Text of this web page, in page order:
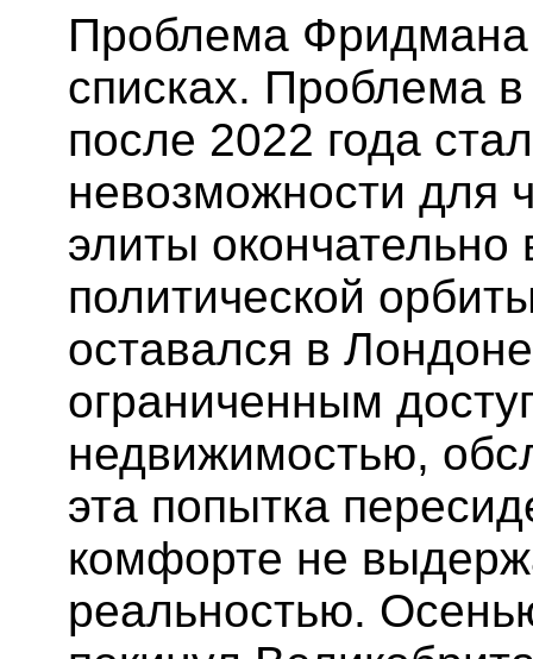
Проблема Фридмана
списках. Проблема
после 2022 года
невозможности для
элиты окончательно
политической
оставался в
ограниченным
недвижимостью,
эта попытка
комфорте не
реальностью.